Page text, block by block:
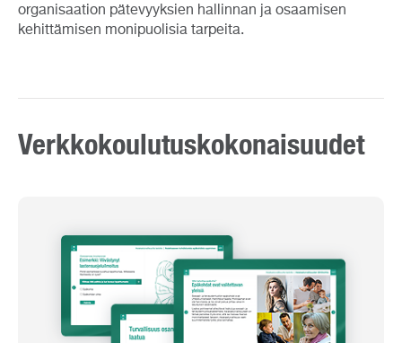
organisaation pätevyyksien hallinnan ja osaamisen
kehittämisen monipuolisia tarpeita.
Verkkokoulutuskokonaisuudet